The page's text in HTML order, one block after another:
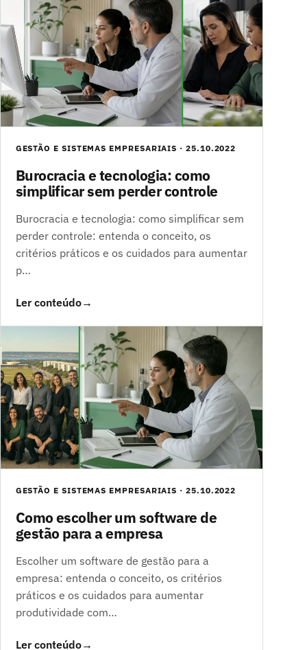
GESTÃO E SISTEMAS EMPRESARIAIS · 25.10.2022
Burocracia e tecnologia: como
simplificar sem perder controle
Burocracia e tecnologia: como simplificar sem
perder controle: entenda o conceito, os
critérios práticos e os cuidados para aumentar
p…
Ler conteúdo→
GESTÃO E SISTEMAS EMPRESARIAIS · 25.10.2022
Como escolher um software de
gestão para a empresa
Escolher um software de gestão para a
empresa: entenda o conceito, os critérios
práticos e os cuidados para aumentar
produtividade com…
Ler conteúdo→